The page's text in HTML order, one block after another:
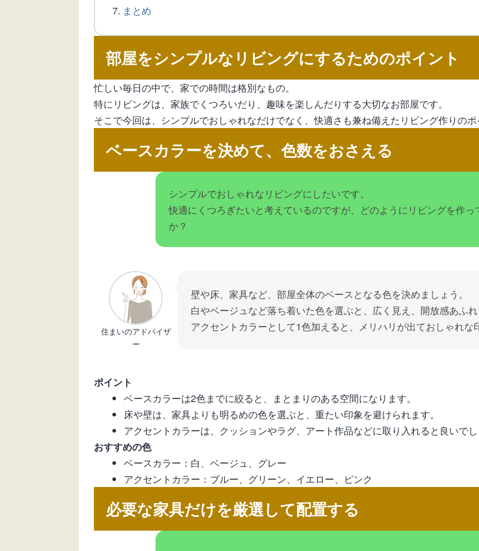
まとめ
部屋をシンプルなリビングにするためのポイント
忙しい毎日の中で、家での時間は格別なもの。
特にリビングは、家族でくつろいだり、趣味を楽しんだりする大切なお部屋です。
そこで今回は、シンプルでおしゃれなだけでなく、快適さも兼ね備えたリビング作りのポ
ベースカラーを決めて、色数をおさえる
シンプルでおしゃれなリビングにしたいです。
快適にくつろぎたいと考えているのですが、どのようにリビングを作っ
か？
住まいのアドバイザ
ー
壁や床、家具など、部屋全体のベースとなる色を決めましょう。
白やベージュなど落ち着いた色を選ぶと、広く見え、開放感あふれ
アクセントカラーとして1色加えると、メリハリが出ておしゃれな
ポイント
ベースカラーは2色までに絞ると、まとまりのある空間になります。
床や壁は、家具よりも明るめの色を選ぶと、重たい印象を避けられます。
アクセントカラーは、クッションやラグ、アート作品などに取り入れると良いでし
おすすめの色
ベースカラー：白、ベージュ、グレー
アクセントカラー：ブルー、グリーン、イエロー、ピンク
必要な家具だけを厳選して配置する